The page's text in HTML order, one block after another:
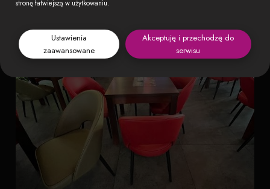
stronę łatwiejszą w użytkowaniu.
Ustawienia
zaawansowane
Akceptuję i przechodzę do
serwisu